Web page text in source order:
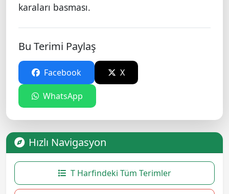
karaları basması.
Bu Terimi Paylaş
Facebook X
WhatsApp
Hızlı Navigasyon
T Harfindeki Tüm Terimler